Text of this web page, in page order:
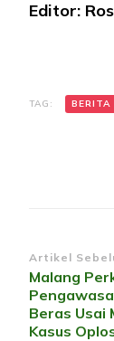
Editor:
TAG: BERITA
Artikel
Artikel
Malang
Beras Usai
Kasus